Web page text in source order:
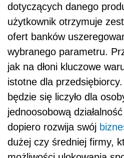
dotyczących danego
użytkownik otrzymuje
ofert banków
wybranego parametru.
jak na dłoni kluczowe
istotne dla
będzie się liczyło dla
jednoosobową
dopiero rozwija swój
dużej czy średniej firmy,